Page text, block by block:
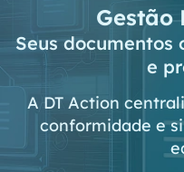
Gestão
Seus documentos
e
A DT Action
conformidade e